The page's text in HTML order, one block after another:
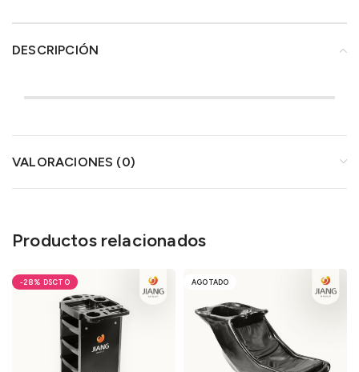
DESCRIPCIÓN
VALORACIONES (0)
Productos relacionados
-28% AGOTADO